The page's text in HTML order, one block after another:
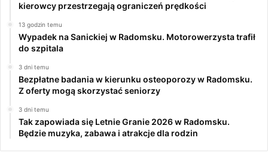
kierowcy przestrzegają ograniczeń prędkości
13 godzin temu
Wypadek na Sanickiej w Radomsku. Motorowerzysta trafił
do szpitala
3 dni temu
Bezpłatne badania w kierunku osteoporozy w Radomsku.
Z oferty mogą skorzystać seniorzy
3 dni temu
Tak zapowiada się Letnie Granie 2026 w Radomsku.
Będzie muzyka, zabawa i atrakcje dla rodzin